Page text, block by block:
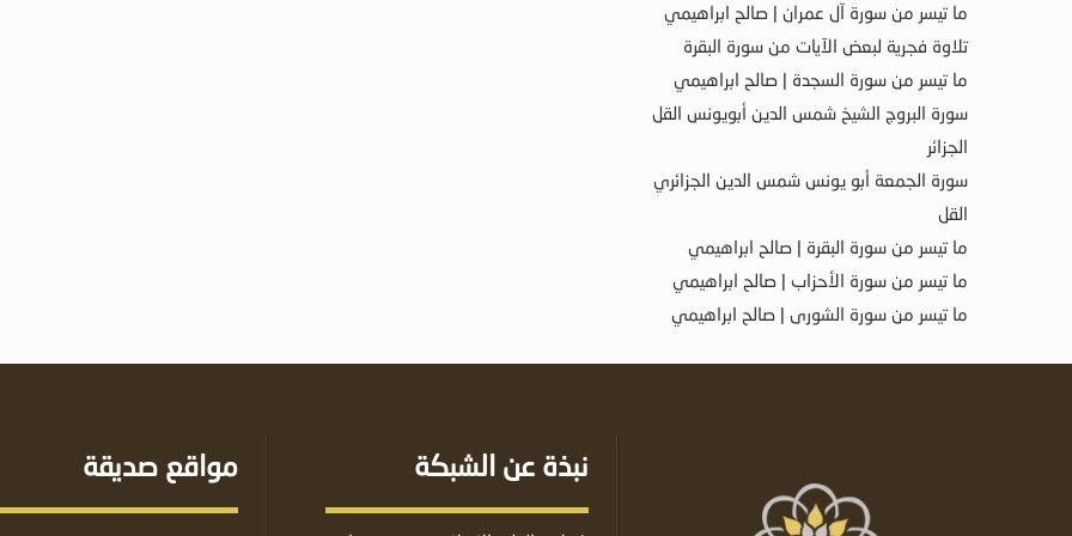
ما تيسر من سورة آل عمران | صالح ابراهيمي
تلاوة فجرية لبعض الآيات من سورة البقرة
ما تيسر من سورة السجدة | صالح ابراهيمي
سورة البروج الشيخ شمس الدين أبويونس القل
الجزائر
سورة الجمعة أبو يونس شمس الدين الجزائري
القل
ما تيسر من سورة البقرة | صالح ابراهيمي
ما تيسر من سورة الأحزاب | صالح ابراهيمي
ما تيسر من سورة الشورى | صالح ابراهيمي
نبذة عن الشبكة مواقع صديقة